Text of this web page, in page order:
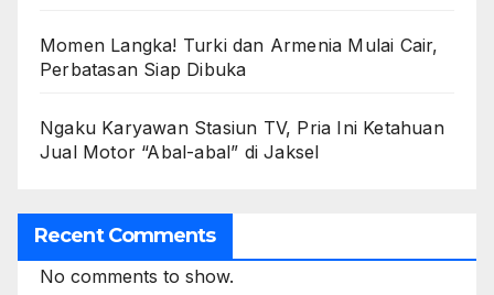
Momen Langka! Turki dan Armenia Mulai Cair,
Perbatasan Siap Dibuka
Ngaku Karyawan Stasiun TV, Pria Ini Ketahuan
Jual Motor “Abal-abal” di Jaksel
Recent Comments
No comments to show.